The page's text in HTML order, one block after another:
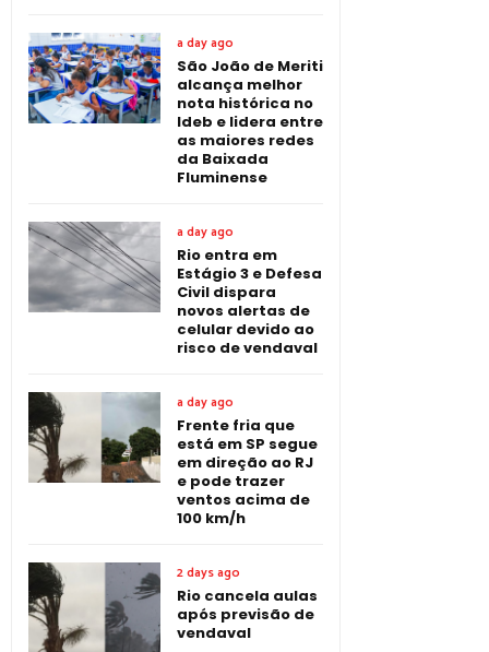
a day ago
São João de Meriti
alcança melhor
nota histórica no
Ideb e lidera entre
as maiores redes
da Baixada
Fluminense
a day ago
Rio entra em
Estágio 3 e Defesa
Civil dispara
novos alertas de
celular devido ao
risco de vendaval
a day ago
Frente fria que
está em SP segue
em direção ao RJ
e pode trazer
ventos acima de
100 km/h
2 days ago
Rio cancela aulas
após previsão de
vendaval